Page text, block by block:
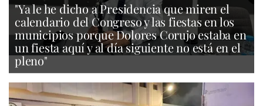
"Ya le he dicho a Presidencia que miren el
calendario del Congreso y las fiestas en los
municipios porque Dolores Corujo estaba en
un fiesta aquí y al día siguiente no está en el
pleno"